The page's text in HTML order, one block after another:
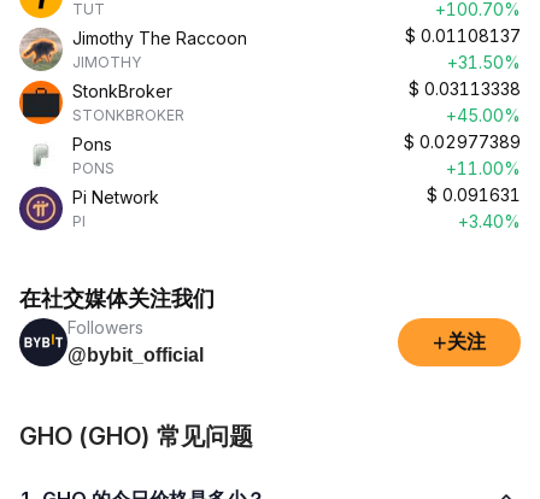
TUT
+100.70%
Jimothy The Raccoon
JIMOTHY
$ 0.01108137
+31.50%
StonkBroker
STONKBROKER
$ 0.03113338
+45.00%
Pons
PONS
$ 0.02977389
+11.00%
Pi Network
PI
$ 0.091631
+3.40%
在社交媒体关注我们
Followers
@bybit_official
+关注
GHO (GHO) 常见问题